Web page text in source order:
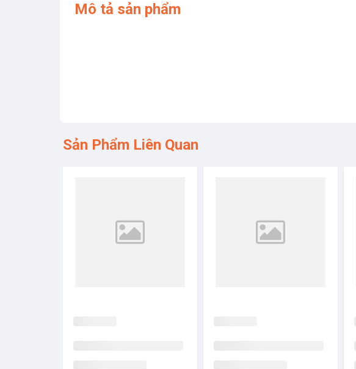
Mô tả sản phẩm
Sản Phẩm Liên Quan